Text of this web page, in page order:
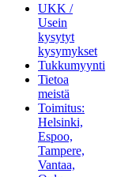
UKK /
Usein
kysytyt
kysymykset
Tukkumyynti
Tietoa
meistä
Toimitus:
Helsinki,
Espoo,
Tampere,
Vantaa,